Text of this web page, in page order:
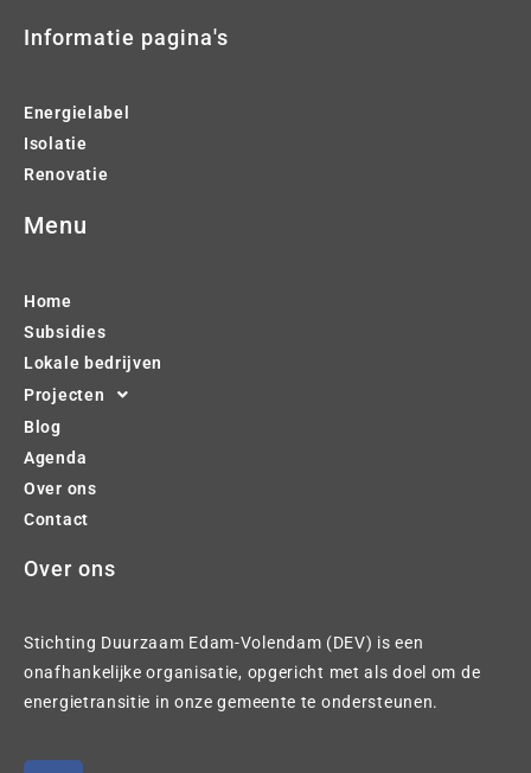
Informatie pagina's
Energielabel
Isolatie
Renovatie
Menu
Home
Subsidies
Lokale bedrijven
Projecten
Blog
Agenda
Over ons
Contact
Over ons
Stichting Duurzaam Edam-Volendam (DEV) is een
onafhankelijke organisatie, opgericht met als doel om de
energietransitie in onze gemeente te ondersteunen.